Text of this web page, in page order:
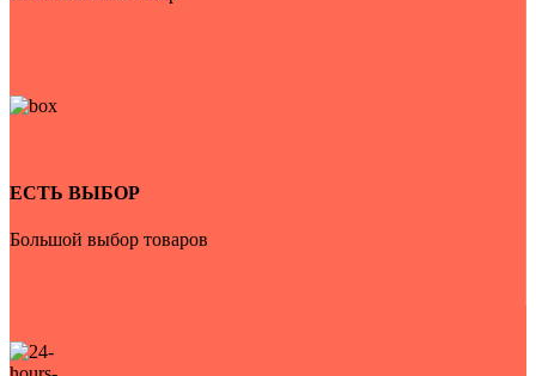
ЕСТЬ ВЫБОР
Большой выбор товаров